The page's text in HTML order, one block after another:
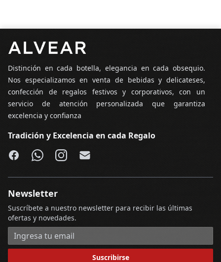
Distinción en cada botella, elegancia en cada obsequio.
Nos especializamos en venta de bebidas y delicateses,
confección de regalos festivos y corporativos, con un
servicio de atención personalizada que garantiza
excelencia y confianza
Tradición y Excelencia en cada Regalo
Facebook
WhatsApp
Instagram
Email
Newsletter
Suscríbete a nuestro newsletter para recibir las últimas
ofertas y novedades.
Dirección de correo electrónico
Suscribirse